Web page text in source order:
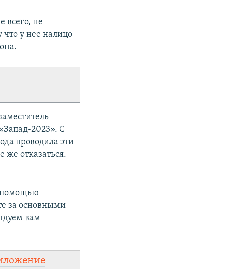
всего, не
что у нее налицо
2023». С
проводила эти
же отказаться.
помощью
за основными
вам